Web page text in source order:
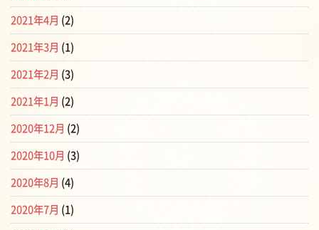
2021年4月 (2)
2021年3月 (1)
2021年2月 (3)
2021年1月 (2)
2020年12月 (2)
2020年10月 (3)
2020年8月 (4)
2020年7月 (1)